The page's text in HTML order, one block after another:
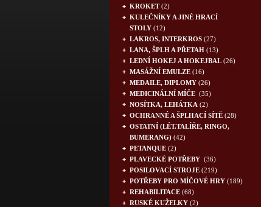
KROKET(2)
KULEČNÍKY A JINÉ HRACÍ
STOLY (12)
LAKROS, INTERKROS (27)
LANA, ŠPLH A PŘETAH (13)
LEDNÍ HOKEJ A HOKEJBAL (26)
MASÁŽNÍ EMULZE (16)
MEDAILE, DIPLOMY (26)
MEDICINÁLNÍ MÍČE (35)
NOSÍTKA, LEHÁTKA (2)
OCHRANNÉ A ŠPLHACÍ SÍTĚ (28)
OSTATNÍ (LÉT.TALÍŘE, RINGO,
BUMERANG) (42)
PETANQUE (2)
PLAVECKÉ POTŘEBY (36)
POSILOVACÍ STROJE (219)
POTŘEBY PRO MÍČOVÉ HRY (189)
REHABILITACE (68)
RUSKÉ KUŽELKY (2)